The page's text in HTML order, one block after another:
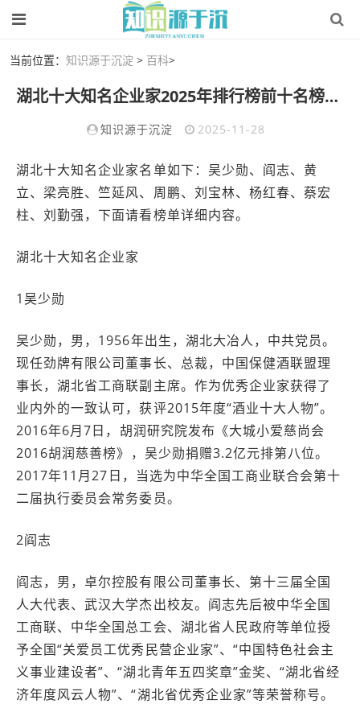
当前位置： 知识源于沉淀 > 百科>
湖北十大知名企业家2025年排行榜前十名榜单出炉
知识源于沉淀 2025-11-28
湖北十大知名企业家名单如下：吴少勋、阎志、黄
立、梁亮胜、竺延风、周鹏、刘宝林、杨红春、蔡宏
柱、刘勤强，下面请看榜单详细内容。
湖北十大知名企业家
1吴少勋
吴少勋，男，1956年出生，湖北大冶人，中共党员。
现任劲牌有限公司董事长、总裁，中国保健酒联盟理
事长，湖北省工商联副主席。作为优秀企业家获得了
业内外的一致认可，获评2015年度“酒业十大人物”。
2016年6月7日，胡润研究院发布《大城小爱慈尚会
2016胡润慈善榜》，吴少勋捐赠3.2亿元排第八位。
2017年11月27日，当选为中华全国工商业联合会第十
二届执行委员会常务委员。
2阎志
阎志，男，卓尔控股有限公司董事长、第十三届全国
人大代表、武汉大学杰出校友。阎志先后被中华全国
工商联、中华全国总工会、湖北省人民政府等单位授
予全国“关爱员工优秀民营企业家”、“中国特色社会主
义事业建设者”、“湖北青年五四奖章”金奖、“湖北省经
济年度风云人物”、“湖北省优秀企业家”等荣誉称号。